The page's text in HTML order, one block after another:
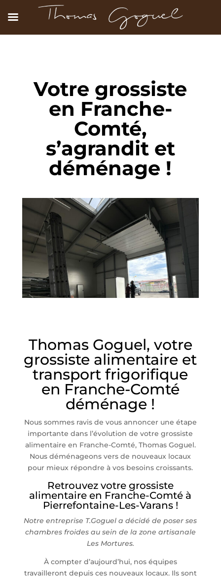
Votre grossiste
en Franche-
Comté,
s’agrandit et
déménage !
Thomas Goguel, votre
grossiste alimentaire et
transport frigorifique
en Franche-Comté
déménage !
Nous sommes ravis de vous annoncer une étape
importante dans l’évolution de votre grossiste
alimentaire en Franche-Comté, Thomas Goguel.
Nous déménageons vers de nouveaux locaux
pour mieux répondre à vos besoins croissants.
Retrouvez votre grossiste
alimentaire en Franche-Comté à
Pierrefontaine-Les-Varans !
Notre entreprise T.Goguel a décidé de poser ses
chambres froides au sein de la zone artisanale
Les Mortures.
À compter d’aujourd’hui, nos équipes
travailleront depuis ces nouveaux locaux. Ils sont